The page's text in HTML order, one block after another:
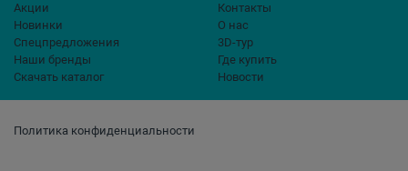
Политика конфиденциальности
Акции
Новинки
Спецпредложения
Наши бренды
Скачать каталог
Контакты
О нас
3D-тур
Где купить
Новости